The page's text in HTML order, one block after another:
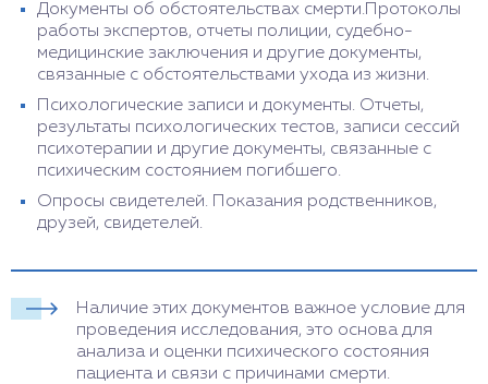
Документы об обстоятельствах смерти.Протоколы
работы экспертов, отчеты полиции, судебно-
медицинские заключения и другие документы,
связанные с обстоятельствами ухода из жизни.
Психологические записи и документы. Отчеты,
результаты психологических тестов, записи сессий
психотерапии и другие документы, связанные с
психическим состоянием погибшего.
Опросы свидетелей. Показания родственников,
друзей, свидетелей.
Наличие этих документов важное условие для
проведения исследования, это основа для
анализа и оценки психического состояния
пациента и связи с причинами смерти.